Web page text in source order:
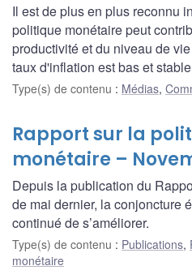
Il est de plus en plus reconnu
politique monétaire peut
productivité et du niveau de
taux d'inflation est bas et
Type(s) de contenu : Médias,
Rapport sur la
monétaire –
Depuis la publication du
de mai dernier, la conjoncture
continué de s’améliorer.
Type(s) de contenu : Publications,
monétaire